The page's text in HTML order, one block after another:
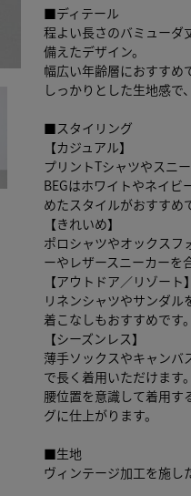
■ディテール
程よい長さのバミューダ
備えたデザイン。
幅広い年齢層におすすめ
しっかりとした生地感で
■スタイリング
【カジュアル】
プリントTシャツやスニ
BEGはホワイトやネイビ
めたスタイルがおすすめ
【きれいめ】
ポロシャツやオックスフ
ーやレザースニーカーを
【アウトドア／リゾート】
リネンシャツやサンダル
着こなしもおすすめです。
【シーズンレス】
薄手ソックスやキャンバ
で長く着用いただけます。
腰位置を意識して着用す
グに仕上がります。
■生地
ヴィンテージ加工を施し